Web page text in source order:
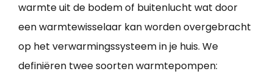
warmte uit de bodem of buitenlucht wat door
een warmtewisselaar kan worden overgebracht
op het verwarmingssysteem in je huis. We
definiëren twee soorten warmtepompen: